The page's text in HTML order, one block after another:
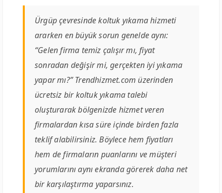
Ürgüp çevresinde koltuk yıkama hizmeti
ararken en büyük sorun genelde aynı:
“Gelen firma temiz çalışır mı, fiyat
sonradan değişir mi, gerçekten iyi yıkama
yapar mı?” Trendhizmet.com üzerinden
ücretsiz bir koltuk yıkama talebi
oluşturarak bölgenizde hizmet veren
firmalardan kısa süre içinde birden fazla
teklif alabilirsiniz. Böylece hem fiyatları
hem de firmaların puanlarını ve müşteri
yorumlarını aynı ekranda görerek daha net
bir karşılaştırma yaparsınız.